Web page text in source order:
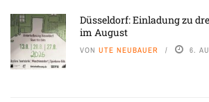
Düsseldorf: Einladung zu
im August
VON UTE NEUBAUER 6.